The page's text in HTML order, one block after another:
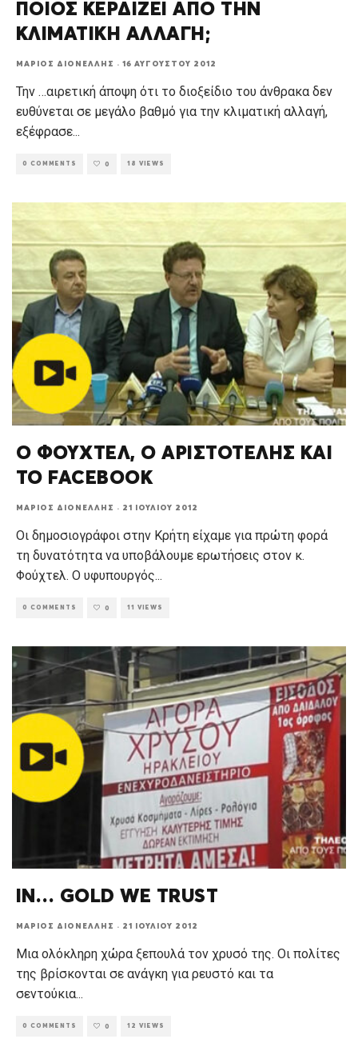
ΠΟΙΟΣ ΚΕΡΔΙΖΕΙ ΑΠΟ ΤΗΝ
ΚΛΙΜΑΤΙΚΗ ΑΛΛΑΓΗ;
ΜΆΡΙΟΣ ΔΙΟΝΈΛΛΗΣ · 16 ΑΥΓΟΎΣΤΟΥ 2012
Την …αιρετική άποψη ότι το διοξείδιο του άνθρακα δεν
ευθύνεται σε μεγάλο βαθμό για την κλιματική αλλαγή,
εξέφρασε...
0 COMMENTS 0 18 VIEWS
Ο ΦΟΥΧΤΕΛ, Ο ΑΡΙΣΤΟΤΕΛΗΣ ΚΑΙ
ΤΟ FACEBOOK
ΜΆΡΙΟΣ ΔΙΟΝΈΛΛΗΣ · 21 ΙΟΥΛΊΟΥ 2012
Οι δημοσιογράφοι στην Κρήτη είχαμε για πρώτη φορά
τη δυνατότητα να υποβάλουμε ερωτήσεις στον κ.
Φούχτελ. Ο υφυπουργός...
0 COMMENTS 0 11 VIEWS
IN… GOLD WE TRUST
ΜΆΡΙΟΣ ΔΙΟΝΈΛΛΗΣ · 21 ΙΟΥΛΊΟΥ 2012
Μια ολόκληρη χώρα ξεπουλά τον χρυσό της. Οι πολίτες
της βρίσκονται σε ανάγκη για ρευστό και τα
σεντούκια...
0 COMMENTS 0 12 VIEWS